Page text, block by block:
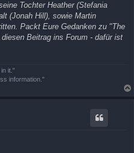
Tochter Heather (Stefania
(Jonah Hill), sowie Martin
Packt Eure Gedanken zu "The
Beitrag ins Forum - dafür ist
it."
information."